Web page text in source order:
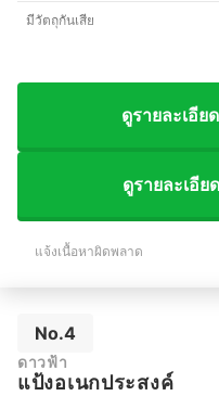
มีวัตถุกันเสีย
ดูรายละเอีย
ดูรายละเอีย
แจ้งเนื้อหาผิดพลาด
No.4
ดาวฟ้า
แป้งอเนกประสงค์